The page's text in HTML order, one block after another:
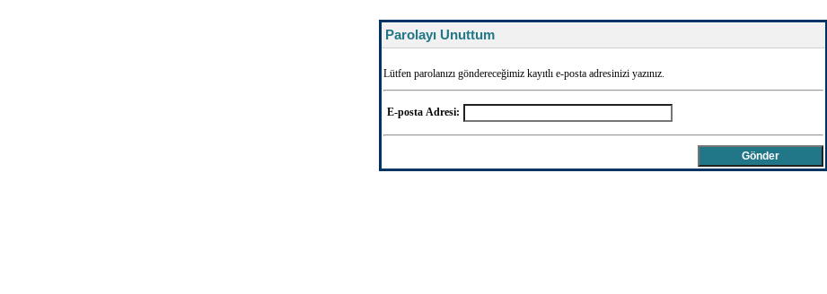
Parolayı Unuttum
Lütfen parolanızı göndereceğimiz kayıtlı e-posta adresinizi yazınız.
E-posta Adresi: